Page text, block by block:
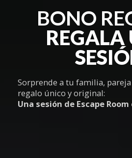
BONO
REGALA
Sorprende a tu familia,
regalo único y original:
Una sesión de Escape